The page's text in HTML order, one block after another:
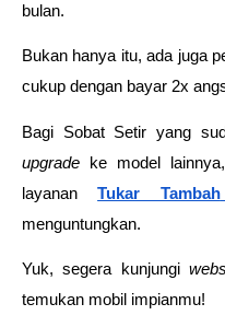
bulan.
Bukan hanya itu, ada juga
cukup dengan bayar 2x
upgrade ke model
layanan
Tukar Tambah
menguntungkan.
Yuk, segera kunjungi
temukan mobil impianmu!